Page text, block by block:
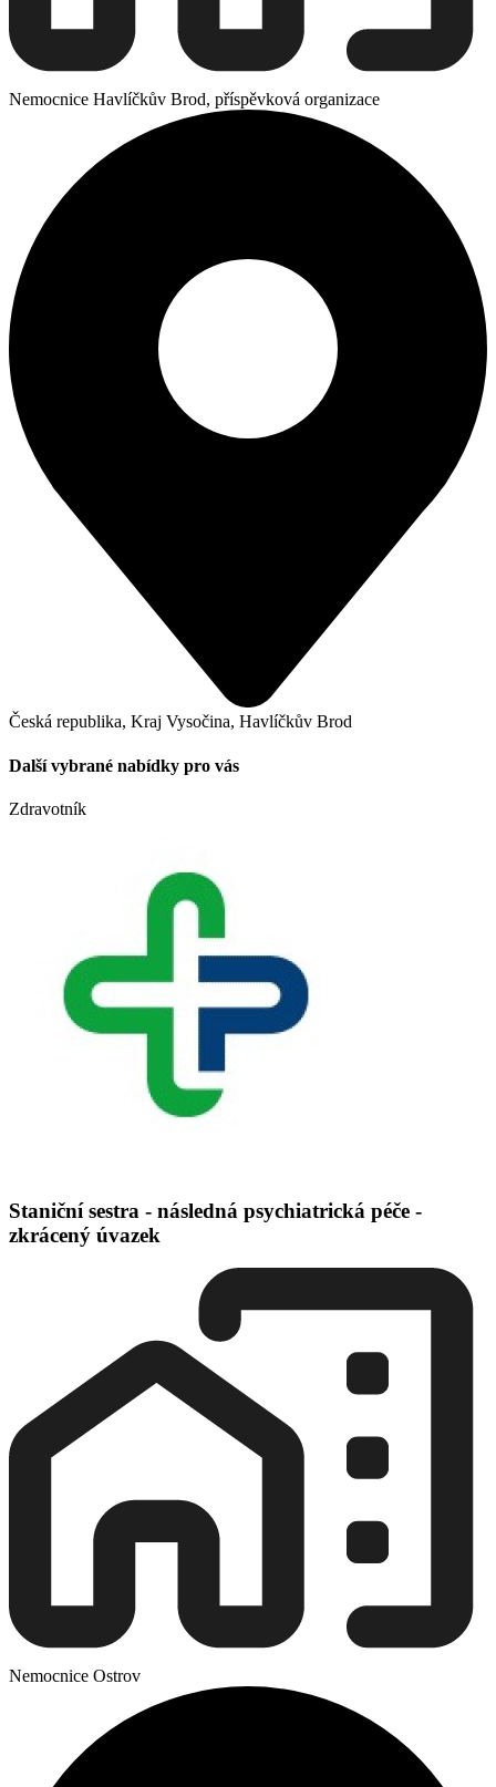
Nemocnice Havlíčkův Brod, příspěvková organizace
Česká republika, Kraj Vysočina, Havlíčkův Brod
Další vybrané nabídky pro vás
Zdravotník
Staniční sestra - následná psychiatrická péče -
zkrácený úvazek
Nemocnice Ostrov